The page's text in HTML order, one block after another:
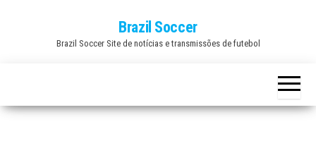
Brazil Soccer
Brazil Soccer Site de notícias e transmissões de futebol